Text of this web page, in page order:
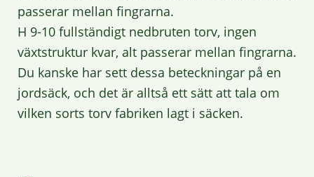
passerar mellan fingrarna.
H 9-10 fullständigt nedbruten torv, ingen
växtstruktur kvar, alt passerar mellan fingrarna.
Du kanske har sett dessa beteckningar på en
jordsäck, och det är alltså ett sätt att tala om
vilken sorts torv fabriken lagt i säcken.